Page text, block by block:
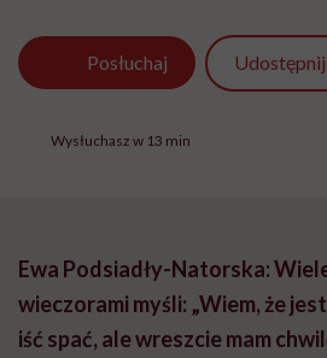
Posłuchaj Udostępnij
Wysłuchasz w 13 min
Ewa Podsiadły-Natorska:
wieczorami myśli: „Wiem, że
iść spać, ale wreszcie mam